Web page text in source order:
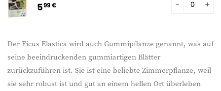
Der Ficus Elastica wird auch Gummipflanze genannt, was auf
seine beeindruckenden gummiartigen Blätter
zurückzuführen ist. Sie ist eine beliebte Zimmerpflanze, weil
sie sehr robust ist und gut an einem hellen Ort überleben
599 €